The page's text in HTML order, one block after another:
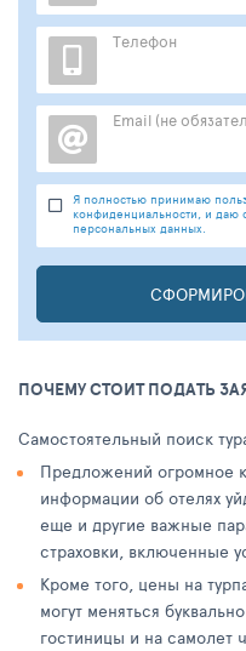
Телефон
Email (не
Я полностью принимаю
конфиденциальности, и даю
персональных данных.
ПОЧЕМУ СТОИТ ПОДАТЬ
Самостоятельный поиск
Предложений огромное
информации об отелях
еще и другие важные
страховки, включенные
Кроме того, цены на
могут меняться
гостиницы и на самолет